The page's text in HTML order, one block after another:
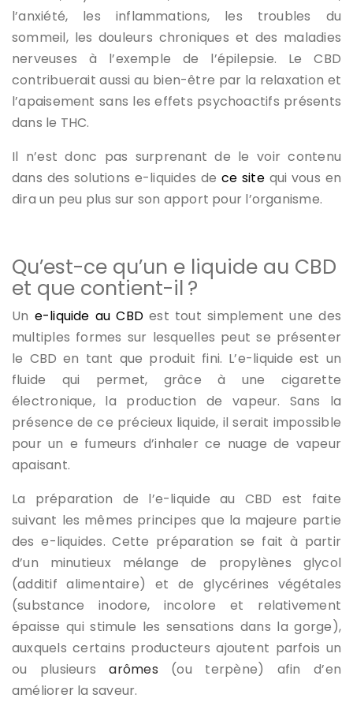
l’anxiété, les inflammations, les troubles du
sommeil, les douleurs chroniques et des maladies
nerveuses à l’exemple de l’épilepsie. Le CBD
contribuerait aussi au bien-être par la relaxation et
l’apaisement sans les effets psychoactifs présents
dans le THC.
Il n’est donc pas surprenant de le voir contenu
dans des solutions e-liquides de ce sitequi vous en
dira un peu plus sur son apport pour l’organisme.
Qu’est-ce qu’un e liquide au CBD
et que contient-il ?
Un e-liquide au CBD est tout simplement une des
multiples formes sur lesquelles peut se présenter
le CBD en tant que produit fini. L’e-liquide est un
fluide qui permet, grâce à une cigarette
électronique, la production de vapeur. Sans la
présence de ce précieux liquide, il serait impossible
pour un e fumeurs d’inhaler ce nuage de vapeur
apaisant.
La préparation de l’e-liquide au CBD est faite
suivant les mêmes principes que la majeure partie
des e-liquides. Cette préparation se fait à partir
d’un minutieux mélange de propylènes glycol
(additif alimentaire) et de glycérines végétales
(substance inodore, incolore et relativement
épaisse qui stimule les sensations dans la gorge),
auxquels certains producteurs ajoutent parfois un
ou plusieursarômes (ou terpène) afin d’en
améliorer la saveur.